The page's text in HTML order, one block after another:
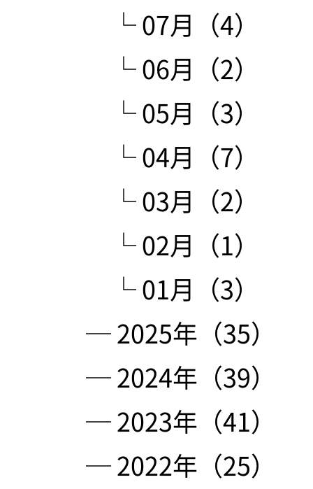
└ 07月（4）
└ 06月（2）
└ 05月（3）
└ 04月（7）
└ 03月（2）
└ 02月（1）
└ 01月（3）
─ 2025年（35）
─ 2024年（39）
─ 2023年（41）
─ 2022年（25）